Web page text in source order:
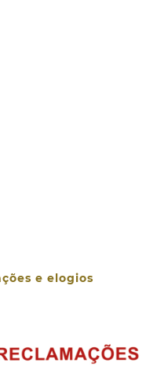
e elogios